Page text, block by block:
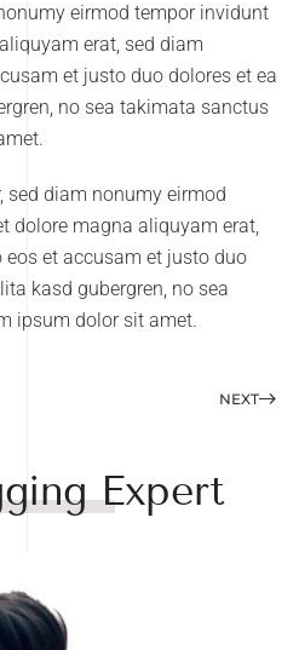
eirmod tempor invidunt
erat, sed diam
et justo duo dolores et ea
no sea takimata sanctus
sed diam nonumy eirmod
dolore magna aliquyam erat,
et accusam et justo duo
kasd gubergren, no sea
ipsum dolor sit amet.
NEXT
Expert